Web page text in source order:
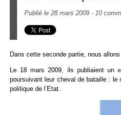
Publié le 28 mars 2009 - 10
Dans cette seconde partie, nous
Le 18 mars 2009, ils publiaient un
poursuivant leur cheval de bataille : le
politique de l’Etat.